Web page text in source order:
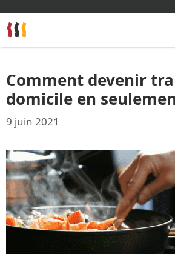
au
contenu
Comment devenir
domicile en
9 juin 2021